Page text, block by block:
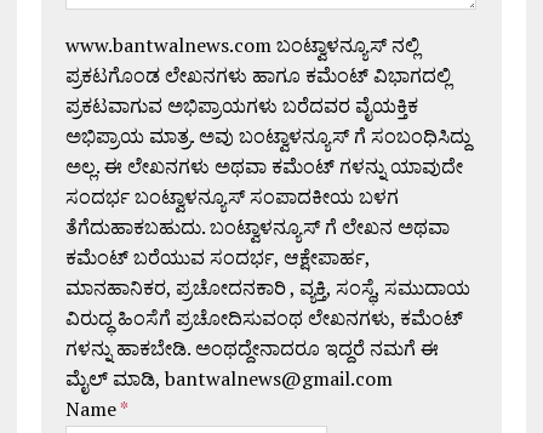
www.bantwalnews.com ಬಂಟ್ವಾಳನ್ಯೂಸ್ ನಲ್ಲಿ
ಪ್ರಕಟಗೊಂಡ ಲೇಖನಗಳು ಹಾಗೂ ಕಮೆಂಟ್ ವಿಭಾಗದಲ್ಲಿ
ಪ್ರಕಟವಾಗುವ ಅಭಿಪ್ರಾಯಗಳು ಬರೆದವರ ವೈಯಕ್ತಿಕ
ಅಭಿಪ್ರಾಯ ಮಾತ್ರ. ಅವು ಬಂಟ್ವಾಳನ್ಯೂಸ್ ಗೆ ಸಂಬಂಧಿಸಿದ್ದು
ಅಲ್ಲ. ಈ ಲೇಖನಗಳು ಅಥವಾ ಕಮೆಂಟ್ ಗಳನ್ನು ಯಾವುದೇ
ಸಂದರ್ಭ ಬಂಟ್ವಾಳನ್ಯೂಸ್ ಸಂಪಾದಕೀಯ ಬಳಗ
ತೆಗೆದುಹಾಕಬಹುದು. ಬಂಟ್ವಾಳನ್ಯೂಸ್ ಗೆ ಲೇಖನ ಅಥವಾ
ಕಮೆಂಟ್ ಬರೆಯುವ ಸಂದರ್ಭ, ಆಕ್ಷೇಪಾರ್ಹ,
ಮಾನಹಾನಿಕರ, ಪ್ರಚೋದನಕಾರಿ , ವ್ಯಕ್ತಿ, ಸಂಸ್ಥೆ, ಸಮುದಾಯ
ವಿರುದ್ಧ ಹಿಂಸೆಗೆ ಪ್ರಚೋದಿಸುವಂಥ ಲೇಖನಗಳು, ಕಮೆಂಟ್
ಗಳನ್ನು ಹಾಕಬೇಡಿ. ಅಂಥದ್ದೇನಾದರೂ ಇದ್ದರೆ ನಮಗೆ ಈ
ಮೈಲ್ ಮಾಡಿ, bantwalnews@gmail.com
Name*